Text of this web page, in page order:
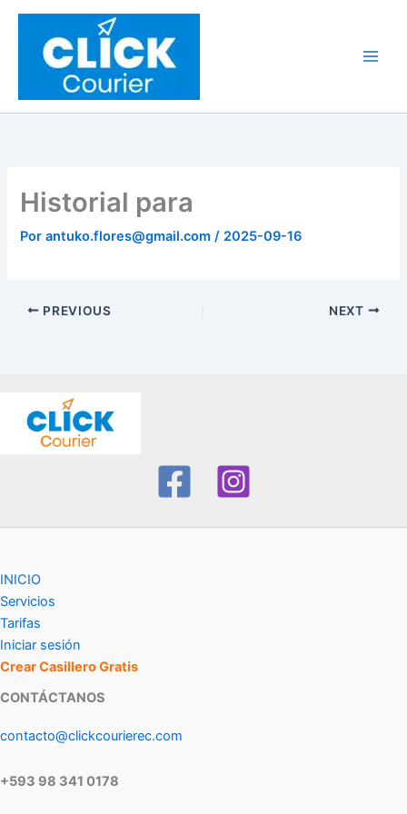
contenido
Historial para
Porantuko.flores@gmail.com/ 2025-09-16
PREVIOUS NEXT
INICIO
Servicios
Tarifas
Iniciar sesión
Crear Casillero Gratis
CONTÁCTANOS
contacto@clickcourierec.com
+593 98 341 0178